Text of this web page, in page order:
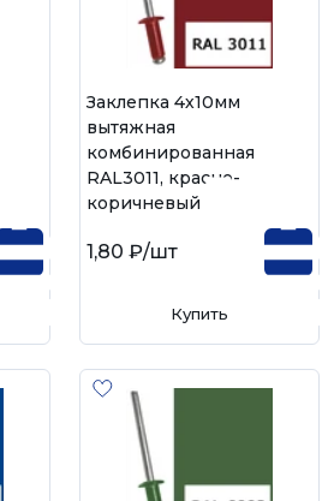
Заклепка 4х10мм
вытяжная
комбинированная
RAL3011, красно-
коричневый
1,80 ₽/шт
Купить